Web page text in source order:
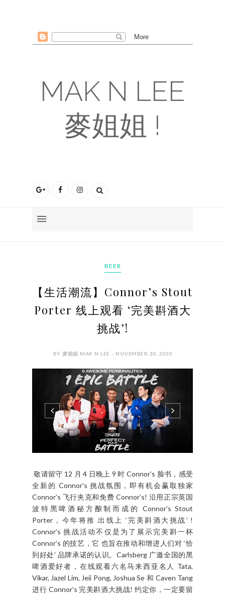
MAK N LEE
麥姐姐 !
BEER
【生活潮流】Connor’s Stout
Porter 线上观看 ‘完美斟酒大
挑战’!
BY 麦姐姐 MAK N LEE - NOVEMBER 30, 2020
敬请留守 12 月 4 日晚上 9 时 Connor’s 脸书，感受
全新的 Connor’s 挑战氛围，即有机会赢取独家
Connor’s 飞行夹克和免费 Connor’s! 沿用正宗英国
波特黑啤酒秘方酿制而成的 Connor’s Stout
Porter，今年将推 出线上 ‘完美斟酒大挑战’ !
Connor’s 挑战活动不仅是为了展示完美斟一杯
Connor’s 的技艺，它 也旨在推动和增进人们对 ‘恰
到好处’ 品牌承诺的认识。Carlsberg 广邀全国的黑
啤酒爱好者，在线观看六名马来西亚名人 Tata,
Vikar, Jazel Lim, Jeii Pong, Joshua Se 和 Caven Tang
进行 Connor’s 完美斟酒大挑战! 约定你，一定要留